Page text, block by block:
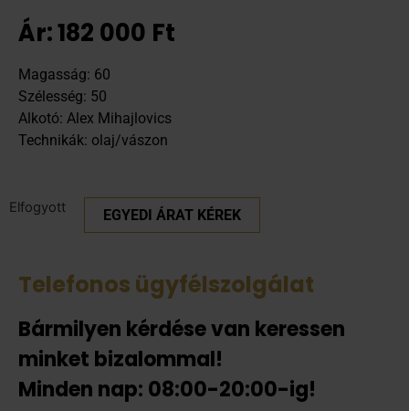
Ár:182 000 Ft
Magasság: 60
Szélesség: 50
Alkotó: Alex Mihajlovics
Technikák: olaj/vászon
Elfogyott EGYEDI ÁRAT KÉREK
Telefonos ügyfélszolgálat
Bármilyen kérdése van keressen
minket bizalommal!
Minden nap: 08:00-20:00-ig!